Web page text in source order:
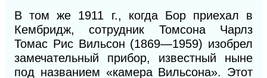
В том же 1911 г., когда Бор приехал в
Кембридж, сотрудник Томсона Чарлз
Томас Рис Вильсон (1869—1959) изобрел
замечательный прибор, известный ныне
под названием «камера Вильсона». Этот